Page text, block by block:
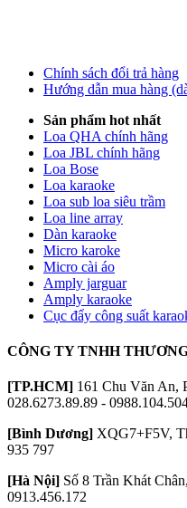
Chính sách đổi trả hàng
Hướng dẫn mua hàng
Sản phẩm hot nhất
Loa QHA chính hãng
Loa JBL chính hãng
Loa Bose
Loa karaoke
Loa sub loa siêu trầm
Loa line array
Dàn karaoke
Micro karoke
Micro cài áo
Amply jarguar
Amply karaoke
Cục đẩy công suất
CÔNG TY TNHH
[TP.HCM] 161 Chu Văn An,
028.6273.89.89 -
[Bình Dương] XQG7+F5V,
935 797
[Hà Nội] Số 8 Trần Khát
0913.456.172